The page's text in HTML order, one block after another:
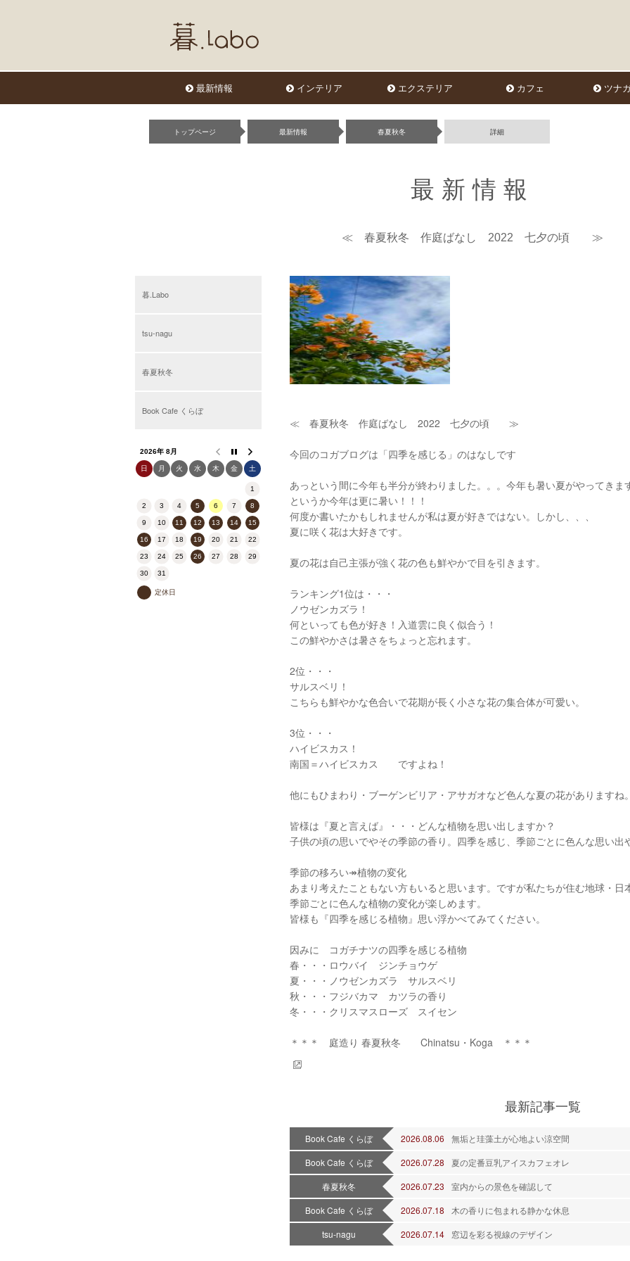
最新情報 インテリア エクステリア カフェ ツナ
トップページ 最新情報 春夏秋冬 詳細
最新情報
≪ 春夏秋冬 作庭ばなし 2022 七夕の頃 ≫
暮.Labo
tsu-nagu
春夏秋冬
Book Cafe くらぼ
2026年 8月
日 月 火 水 木 金 土
1
2 3 4 5 6 7 8
9 10 11 12 13 14 15
16 17 18 19 20 21 22
23 24 25 26 27 28 29
30 31
定休日
≪ 春夏秋冬 作庭ばなし 2022 七夕の頃 ≫
今回のコガブログは「四季を感じる」のはなしです
あっという間に今年も半分が終わりました。。。今年も暑い夏がやってきま
というか今年は更に暑い！！！
何度か書いたかもしれませんが私は夏が好きではない。しかし、、、
夏に咲く花は大好きです。
夏の花は自己主張が強く花の色も鮮やかで目を引きます。
ランキング1位は・・・
ノウゼンカズラ！
何といっても色が好き！入道雲に良く似合う！
この鮮やかさは暑さをちょっと忘れます。
2位・・・
サルスベリ！
こちらも鮮やかな色合いで花期が長く小さな花の集合体が可愛い。
3位・・・
ハイビスカス！
南国＝ハイビスカス ですよね！
他にもひまわり・ブーゲンビリア・アサガオなど色んな夏の花がありますね。
皆様は『夏と言えば』・・・どんな植物を思い出しますか？
子供の頃の思いでやその季節の香り。四季を感じ、季節ごとに色んな思い出
季節の移ろい↠植物の変化
あまり考えたこともない方もいると思います。ですが私たちが住む地球・日
季節ごとに色んな植物の変化が楽しめます。
皆様も『四季を感じる植物』思い浮かべてみてください。
因みに コガチナツの四季を感じる植物
春・・・ロウバイ ジンチョウゲ
夏・・・ノウゼンカズラ サルスベリ
秋・・・フジバカマ カツラの香り
冬・・・クリスマスローズ スイセン
＊＊＊ 庭造り 春夏秋冬 Chinatsu・Koga ＊＊＊
最新記事一覧
Book Cafe くらぼ 2026.08.06
無垢と珪藻土が心地よい涼空間
Book Cafe くらぼ
2026.07.28
夏の定番豆乳アイスカフェオレ
春夏秋冬
2026.07.23
室内からの景色を確認して
Book Cafe くらぼ
2026.07.18
木の香りに包まれる静かな休息
tsu-nagu
2026.07.14 窓辺を彩る視線のデザイン